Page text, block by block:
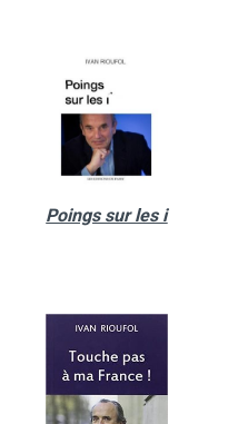
Poings sur les i